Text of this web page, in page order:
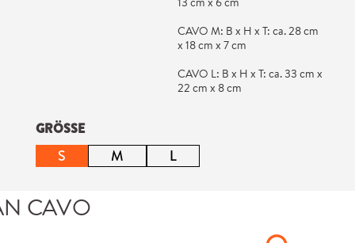
CAVO M: B x H x T: ca. 28 cm
x 18 cm x 7 cm
CAVO L: B x H x T: ca. 33 cm x
22 cm x 8 cm
GRÖSSEauswählen
S(Diese Option ist zurzeit nicht verfügbar.)
M(Diese Option ist zurzeit nicht verfügbar.)
L(Diese Option ist zurzeit nicht